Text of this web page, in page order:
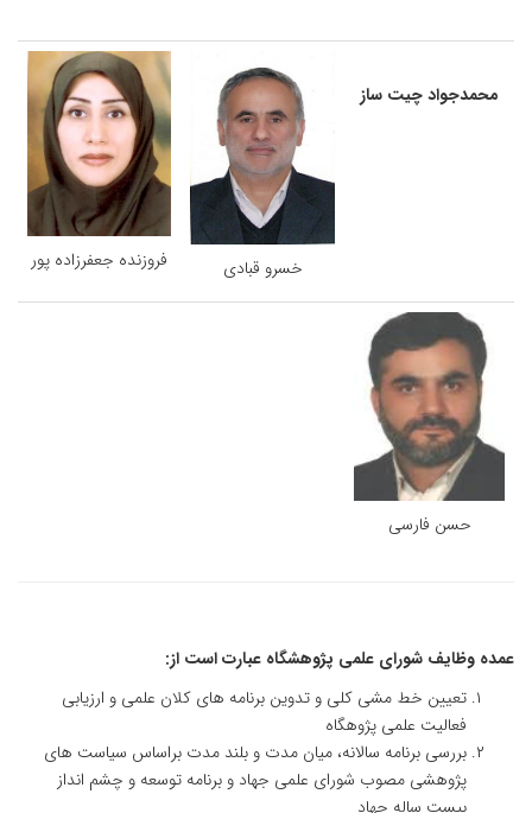
محمدجواد چیت ساز
خسرو قبادی فروزنده جعفرزاده پور
حسن فارسی
عمده وظایف شورای علمی پژوهشگاه عبارت است از:
تعیین خط مشی کلی و تدوین برنامه های کلان علمی و ارزیابی
فعالیت علمی پژوهگاه
بررسی برنامه سالانه، میان مدت و بلند مدت براساس سیاست های
پژوهشی مصوب شورای علمی جهاد و برنامه توسعه و چشم انداز
بیست ساله جهاد